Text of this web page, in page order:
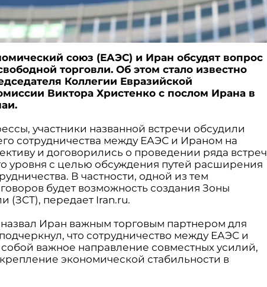
союз (ЕАЭС) и Иран обсудят вопрос
торговли. Об этом стало известно
Коллегии Евразийской
Виктора Христенко с послом Ирана в
участники названной встречи обсудили
сотрудничества между ЕАЭС и Ираном на
и договорились о проведении ряда встреч
уровня с целью обсуждения путей расширения
В частности, одной из тем
будет возможность создания Зоны
(ЗСТ), передает Iran.ru.
Иран важным торговым партнером для
что сотрудничество между ЕАЭС и
важное направление совместных усилий,
экономической стабильности в